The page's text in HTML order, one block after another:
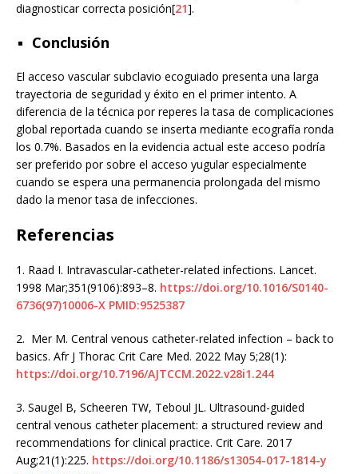
diagnosticar correcta posición[21].
Conclusión
El acceso vascular subclavio ecoguiado presenta una larga
trayectoria de seguridad y éxito en el primer intento. A
diferencia de la técnica por reperes la tasa de complicaciones
global reportada cuando se inserta mediante ecografía ronda
los 0.7%. Basados en la evidencia actual este acceso podría
ser preferido por sobre el acceso yugular especialmente
cuando se espera una permanencia prolongada del mismo
dado la menor tasa de infecciones.
Referencias
1. Raad I. Intravascular-catheter-related infections. Lancet.
1998 Mar;351(9106):893–8. https://doi.org/10.1016/S0140-
6736(97)10006-X PMID:9525387
2. Mer M. Central venous catheter-related infection – back to
basics. Afr J Thorac Crit Care Med. 2022 May 5;28(1):
https://doi.org/10.7196/AJTCCM.2022.v28i1.244
3. Saugel B, Scheeren TW, Teboul JL. Ultrasound-guided
central venous catheter placement: a structured review and
recommendations for clinical practice. Crit Care. 2017
Aug;21(1):225. https://doi.org/10.1186/s13054-017-1814-y